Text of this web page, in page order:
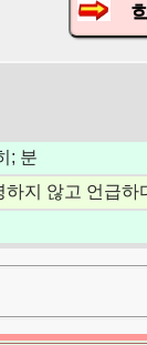
; 분
하지 않고 언급